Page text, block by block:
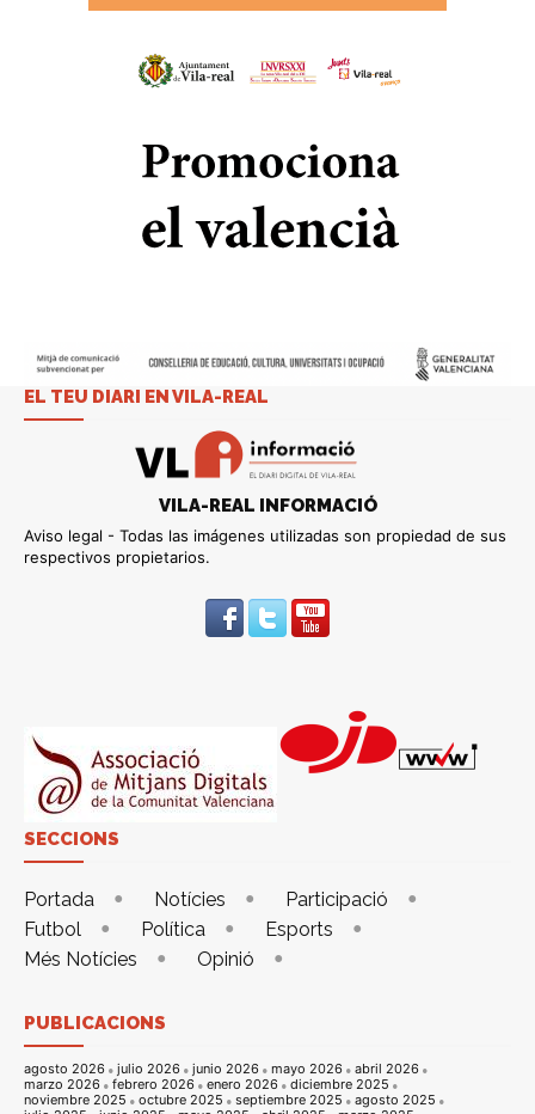
EL TEU DIARI EN VILA-REAL
VILA-REAL INFORMACIÓ
Aviso legal - Todas las imágenes utilizadas son propiedad de sus
respectivos propietarios.
SECCIONS
Portada Notícies
Participació
Futbol
Política
Esports
Més Notícies
Opinió
PUBLICACIONS
agosto 2026 julio 2026 junio 2026 mayo 2026
abril 2026
marzo 2026
febrero 2026 enero 2026
diciembre 2025
noviembre 2025
octubre 2025 septiembre 2025
agosto 2025